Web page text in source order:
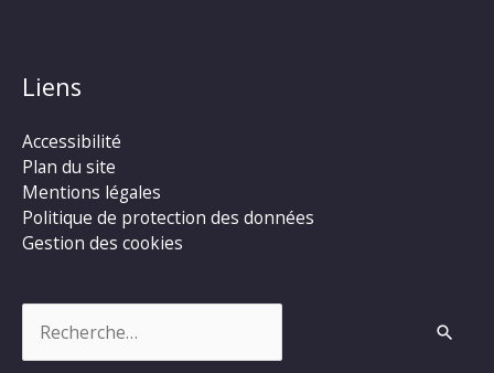
Liens
Accessibilité
Plan du site
Mentions légales
Politique de protection des données
Gestion des cookies